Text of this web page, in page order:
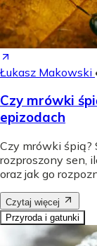
Łukasz Makowski
Czy mrówki
epizodach
Czy mrówki śpią?
rozproszony sen,
oraz jak go
Czytaj więcej
Przyroda i gatunki